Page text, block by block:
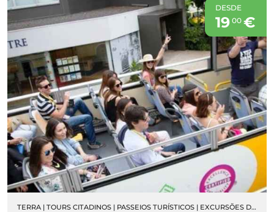
DESDE
19 00€
TERRA | TOURS CITADINOS | PASSEIOS TURÍSTICOS | EXCURSÕES DE AUTOCARRO